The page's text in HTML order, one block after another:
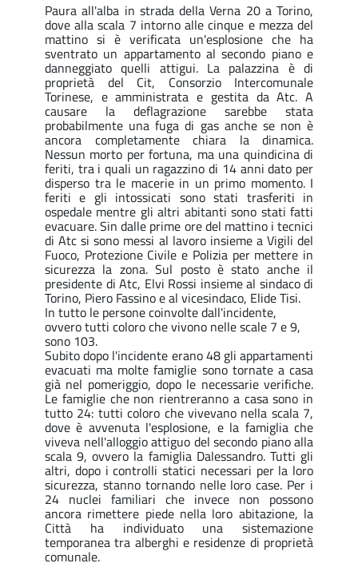
Paura all'alba in strada della Verna 20 a Torino,
dove alla scala 7 intorno alle cinque e mezza del
mattino si è verificata un'esplosione che ha
sventrato un appartamento al secondo piano e
danneggiato quelli attigui. La palazzina è di
proprietà del Cit, Consorzio Intercomunale
Torinese, e amministrata e gestita da Atc. A
causare la deflagrazione sarebbe stata
probabilmente una fuga di gas anche se non è
ancora completamente chiara la dinamica.
Nessun morto per fortuna, ma una quindicina di
feriti, tra i quali un ragazzino di 14 anni dato per
disperso tra le macerie in un primo momento. I
feriti e gli intossicati sono stati trasferiti in
ospedale mentre gli altri abitanti sono stati fatti
evacuare. Sin dalle prime ore del mattino i tecnici
di Atc si sono messi al lavoro insieme a Vigili del
Fuoco, Protezione Civile e Polizia per mettere in
sicurezza la zona. Sul posto è stato anche il
presidente di Atc, Elvi Rossi insieme al sindaco di
Torino, Piero Fassino e al vicesindaco, Elide Tisi.
In tutto le persone coinvolte dall'incidente,
ovvero tutti coloro che vivono nelle scale 7 e 9,
sono 103.
Subito dopo l'incidente erano 48 gli appartamenti
evacuati ma molte famiglie sono tornate a casa
già nel pomeriggio, dopo le necessarie verifiche.
Le famiglie che non rientreranno a casa sono in
tutto 24: tutti coloro che vivevano nella scala 7,
dove è avvenuta l'esplosione, e la famiglia che
viveva nell'alloggio attiguo del secondo piano alla
scala 9, ovvero la famiglia Dalessandro. Tutti gli
altri, dopo i controlli statici necessari per la loro
sicurezza, stanno tornando nelle loro case. Per i
24 nuclei familiari che invece non possono
ancora rimettere piede nella loro abitazione, la
Città ha individuato una sistemazione
temporanea tra alberghi e residenze di proprietà
comunale.